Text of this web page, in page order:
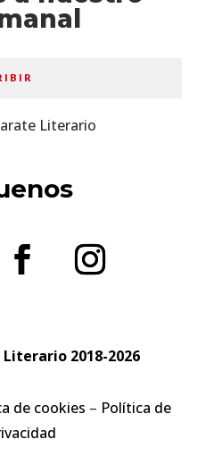
2018-2026
de cookies – Política de